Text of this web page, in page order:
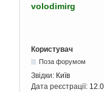
volodimirg
Користувач
Поза форумом
Звідки: Київ
Дата реєстрації: